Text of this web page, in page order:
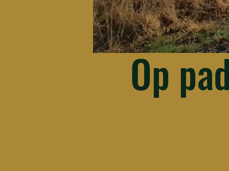
Op